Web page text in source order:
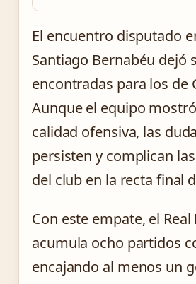
El encuentro disputado
Santiago Bernabéu dejó
encontradas para los de
Aunque el equipo
calidad ofensiva, las
persisten y complican
del club en la recta final
Con este empate, el
acumula ocho partidos
encajando al menos un